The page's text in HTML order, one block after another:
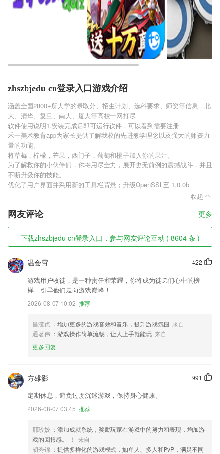
zhszbjedu cn登录入口游戏介绍
涵盖全国2800+所大学的录取分、招生计划、选科要求、师资等信息，北
大、清华、复旦、南大、厦大等高校一网打尽
软件使用说明1.安装完成后即可运行软件，可以看到需要注册
禾一美术教育app为家长提供了解我校的先进教学理念以及强大的师资力
量的功能。
将草莓，柠檬，芒果，西门子，葡萄和橙子加入你的果汁。
为了解救你的小伙伴们，你将用尽全力，展开史无前例的震撼战斗，并且
不断升级你的技能。
优化了用户界面并采用新的工具栏背景；升级OpenSSL至 1.0.0b
收起
网友评论 更多
下载zhszbjedu cn登录入口，参与网友评论互动 ( 8604 条 )
422
温会霄
游戏用户收徒，是一种责任和荣耀，你将成为徒弟们心中的榜
样，引导他们走向游戏巅峰！
2026-08-07 10:02 推荐
昌滢贞 ：增加更多的游戏音效和音乐，提升游戏氛围 来自
通茗伟 ：游戏操作简单流畅，让人上手就能玩 来自
更多回复
991
方雄影
定期休息，避免过度沉迷游戏，保持身心健康。
2026-08-07 03:45 推荐
邢珍姣 ：添加成就系统，奖励玩家在游戏中的努力和表现，增加游
戏的回报感。 ！
来自
胡秀锦 ：提供多样化的游戏模式，如单人、多人和PvP，满足不同